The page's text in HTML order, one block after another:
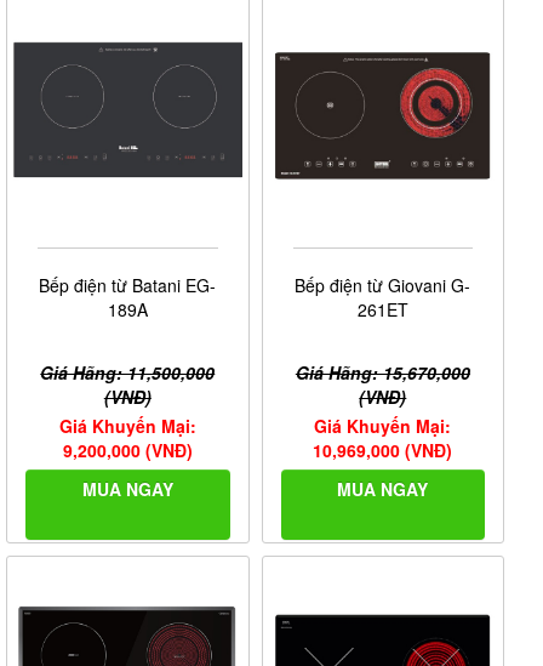
Bếp điện từ Batani EG-
189A
Giá Hãng: 11,500,000
(VNĐ)
Giá Khuyến Mại:
9,200,000 (VNĐ)
MUA NGAY
Bếp điện từ Giovani G-
261ET
Giá Hãng: 15,670,000
(VNĐ)
Giá Khuyến Mại:
10,969,000 (VNĐ)
MUA NGAY